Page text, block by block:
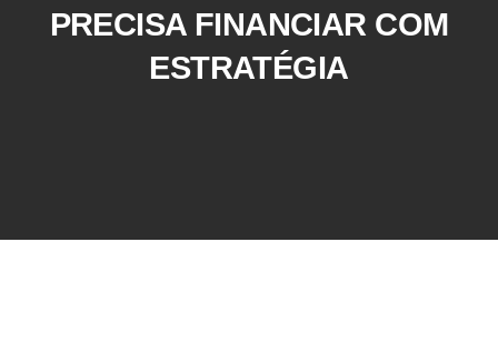
PRECISA FINANCIAR COM
ESTRATÉGIA